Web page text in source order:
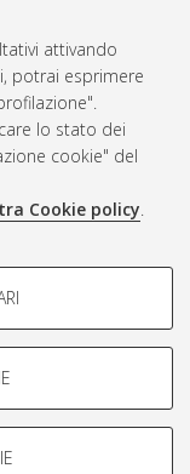
attivando
potrai esprimere
lo stato dei
cookie" del
Cookie policy.
caratteristiche della
loro comportamento